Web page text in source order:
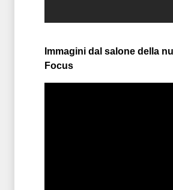
Immagini dal salone della
Focus